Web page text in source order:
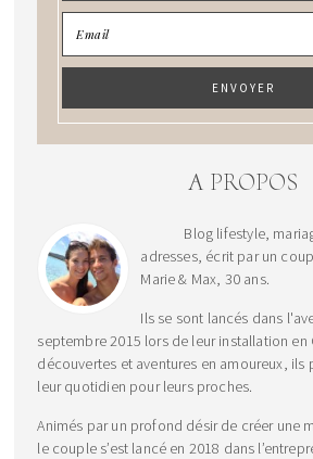
A PROPOS
Blog lifestyle,
adresses, écrit par un
Marie & Max, 30 ans.
Ils se sont lancés dans
septembre 2015 lors de leur installation en
découvertes et aventures en amoureux, ils
leur quotidien pour leurs proches.
Animés par un profond désir de créer une
le couple s’est lancé en 2018 dans